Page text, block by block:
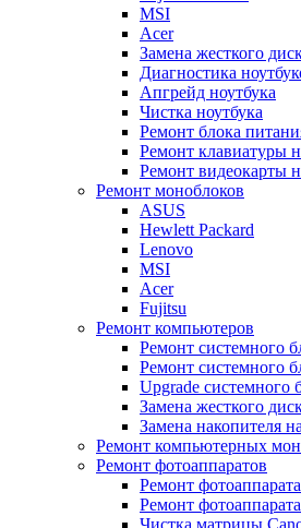
MSI
Acer
Замена жесткого
Диагностика
Апгрейд ноутбука
Чистка ноутбука
Ремонт блока
Ремонт клавиатуры
Ремонт видеокарты
Ремонт моноблоков
ASUS
Hewlett Packard
Lenovo
MSI
Acer
Fujitsu
Ремонт компьютеров
Ремонт системного
Ремонт системного
Upgrade системного
Замена жесткого
Замена накопителя
Ремонт компьютерных
Ремонт фотоаппаратов
Ремонт
Ремонт
Чистка матрицы